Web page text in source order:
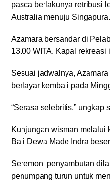
pasca berlakunya retribusi
Australia menuju Singapura.
Azamara bersandar di
13.00 WITA. Kapal rekreasi
Sesuai jadwalnya,
berlayar kembali pada
“Serasa selebritis,”
Kunjungan wisman melalui
Bali Dewa Made Indra
Seremoni penyambutan
penumpang turun untuk